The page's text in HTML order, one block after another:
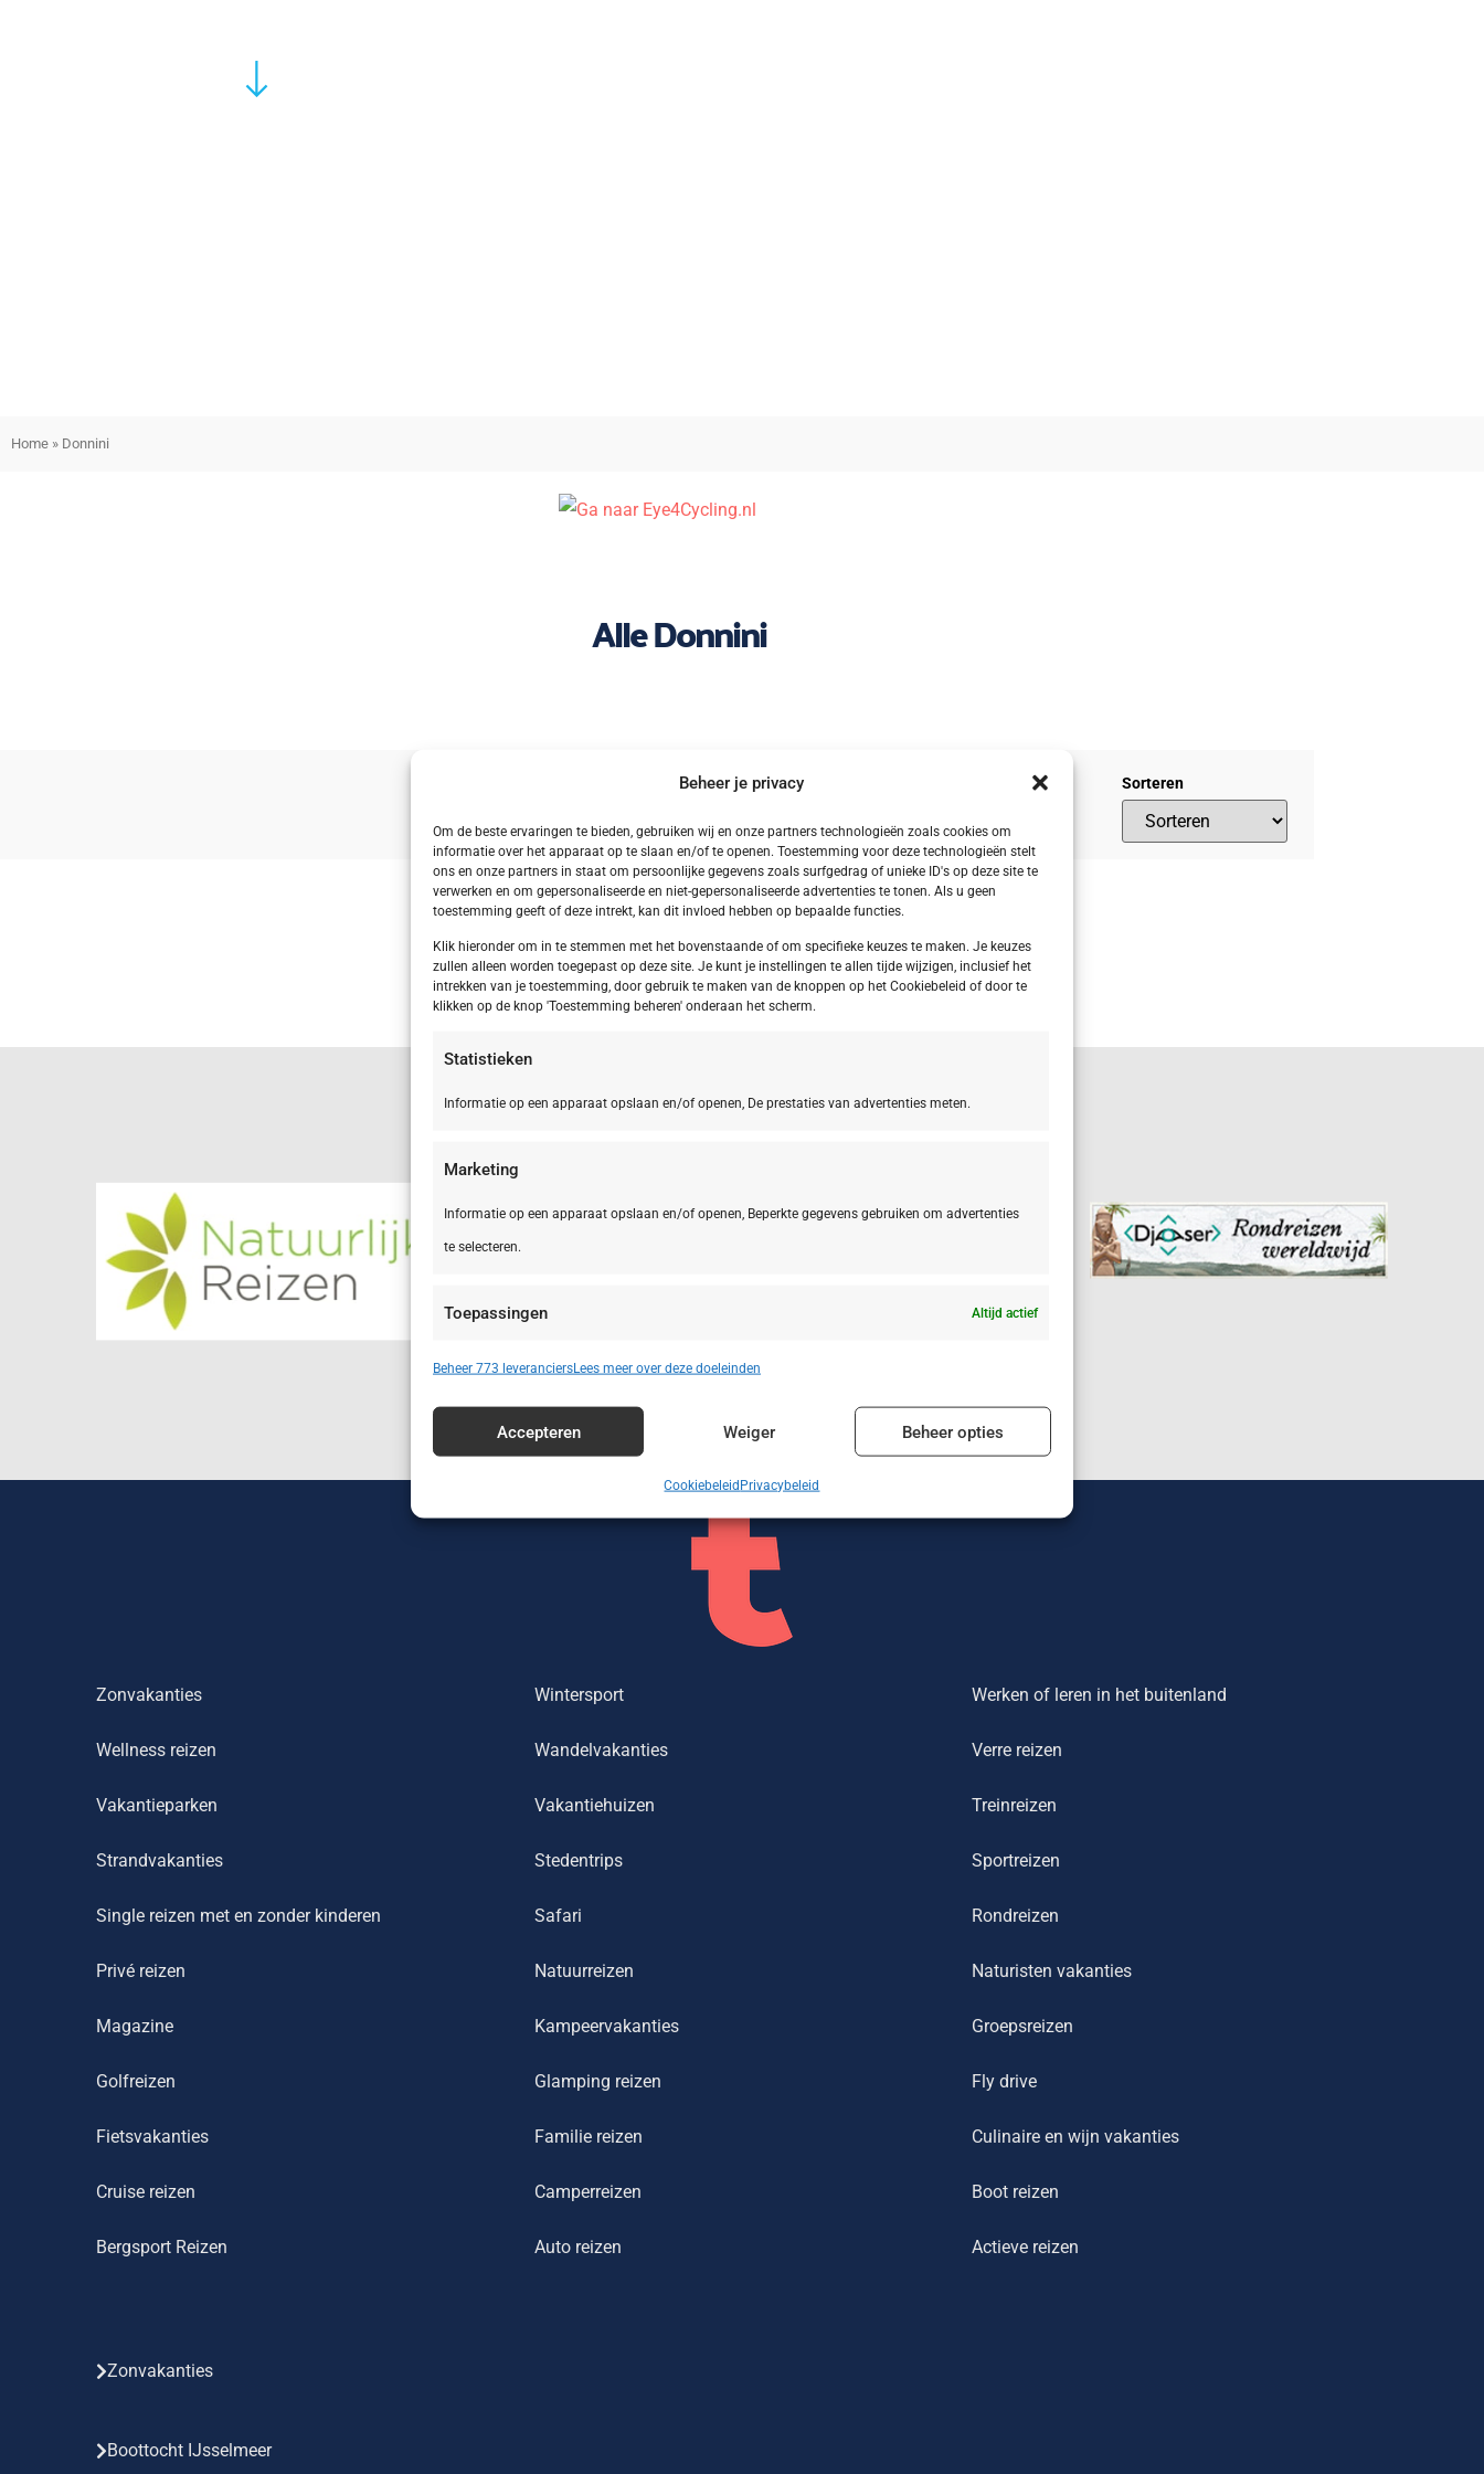
Beheer je privacy
Om de beste ervaringen te bieden, gebruiken wij en onze partners technologieën zoals cookies om
informatie over het apparaat op te slaan en/of te openen. Toestemming voor deze technologieën stelt
ons en onze partners in staat om persoonlijke gegevens zoals surfgedrag of unieke ID's op deze site te
verwerken en om gepersonaliseerde en niet-gepersonaliseerde advertenties te tonen. Als u geen
toestemming geeft of deze intrekt, kan dit invloed hebben op bepaalde functies.
Klik hieronder om in te stemmen met het bovenstaande of om specifieke keuzes te maken. Je keuzes
zullen alleen worden toegepast op deze site. Je kunt je instellingen te allen tijde wijzigen, inclusief het
intrekken van je toestemming, door gebruik te maken van de knoppen op het Cookiebeleid of door te
klikken op de knop 'Toestemming beheren' onderaan het scherm.
Statistieken
Informatie op een apparaat opslaan en/of openen, De prestaties van advertenties meten.
Marketing
Informatie op een apparaat opslaan en/of openen, Beperkte gegevens gebruiken om advertenties
te selecteren.
Toepassingen Altijd actief
Advertenties en content leveren en tonen. Altijd actief
Beheer 773 leveranciersLees meer over deze doeleinden
Accepteren Weiger Beheer opties
CookiebeleidPrivacybeleid
Home » Donnini
Alle Donnini
Sorteren
Zonvakanties Wintersport Werken of leren in het buitenland
Wellness reizen Wandelvakanties Verre reizen
Vakantieparken Vakantiehuizen Treinreizen
Strandvakanties Stedentrips Sportreizen
Single reizen met en zonder kinderen Safari Rondreizen
Privé reizen Natuurreizen Naturisten vakanties
Magazine Kampeervakanties Groepsreizen
Golfreizen Glamping reizen Fly drive
Fietsvakanties Familie reizen Culinaire en wijn vakanties
Cruise reizen Camperreizen Boot reizen
Bergsport Reizen Auto reizen Actieve reizen
Zonvakanties
Boottocht IJsselmeer